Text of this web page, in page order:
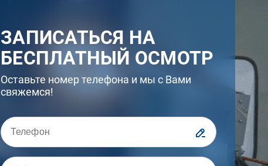
ЗАПИСАТЬСЯ НА
БЕСПЛАТНЫЙ ОСМОТР
Оставьте номер телефона и мы с Вами
свяжемся!